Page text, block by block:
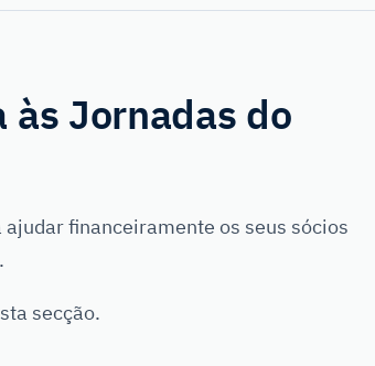
às Jornadas do
ajudar financeiramente os seus sócios
secção.